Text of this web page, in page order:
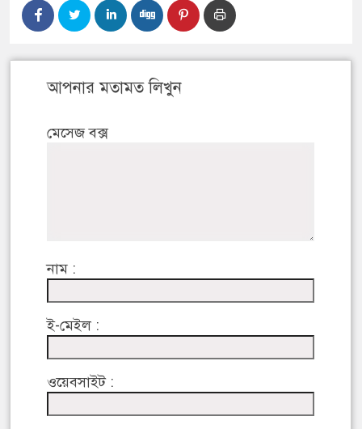
আপনার মতামত লিখুন
মেসেজ বক্স
নাম :
ই-মেইল :
ওয়েবসাইট :